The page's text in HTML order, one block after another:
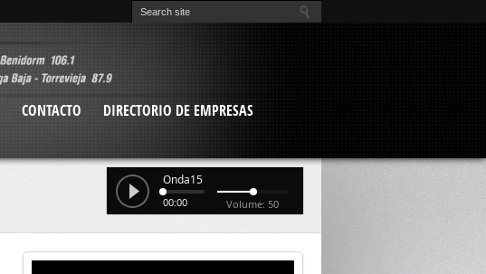
CONTACTO
DIRECTORIO DE EMPRESAS
Onda15
00:00 Volume: 50